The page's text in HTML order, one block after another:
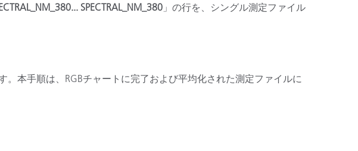
材
財
SPECTRAL_NM_380 」の行を、シングル測定ファイル
本手順は、RGBチャートに完了および平均化された測定ファイルに